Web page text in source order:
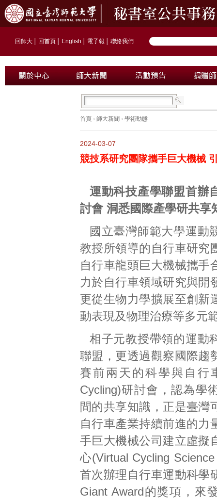
回師大 回首頁 English 電子報 聯絡我們
首頁 › 師大新聞 › 學術動態
2024-03-07
競技系研究團隊攜手巨大機械
運動科技產學聯盟首辦
討會 洞悉國際產學研共享
國立臺灣師範大學運動
教授所領導的自行車研究
自行車龍頭巨大機械攜手
力於自行車領域研究與開
更從生物力學擴展至創新
動表現及物理治療等多元
相子元教授帶領的運動
聯盟，更透過觀察國際趨
賽前兩天的科學與自行
Cycling)研討會，認為學
間的共享知識，正是臺灣
自行車產業持續前進的力
手巨大機械公司建立虛擬
心(Virtual Cycling
首次辦理自行車運動科學
Giant Award的獎項，來